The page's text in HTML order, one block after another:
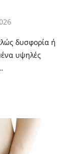
δυσφορία ή
υψηλές